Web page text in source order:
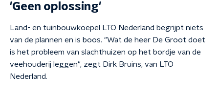
'Geen oplossing'
Land- en tuinbouwkoepel LTO Nederland begrijpt niets
van de plannen en is boos. "Wat de heer De Groot doet
is het probleem van slachthuizen op het bordje van de
veehouderij leggen", zegt Dirk Bruins, van LTO
Nederland.